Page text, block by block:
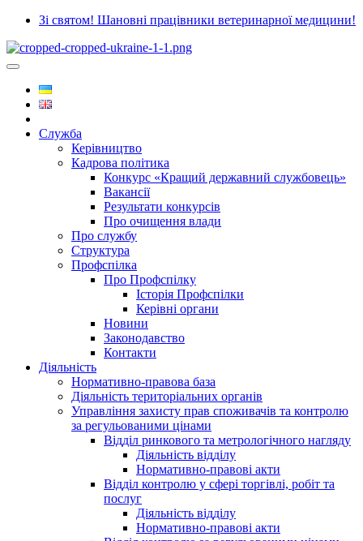
Зі святом! Шановні працівники ветеринарної медицини!
Служба
Керівництво
Кадрова політика
Конкурс «Кращий державний службовець»
Вакансії
Результати конкурсів
Про очищення влади
Про службу
Структура
Профспілка
Про Профспілку
Історія Профспілки
Керівні органи
Новини
Законодавство
Контакти
Діяльність
Нормативно-правова база
Діяльність територіальних органів
Управління захисту прав споживачів та контролю
за регульованими цінами
Відділ ринкового та метрологічного нагляду
Діяльність відділу
Нормативно-правові акти
Відділ контролю у сфері торгівлі, робіт та
послуг
Діяльність відділу
Нормативно-правові акти